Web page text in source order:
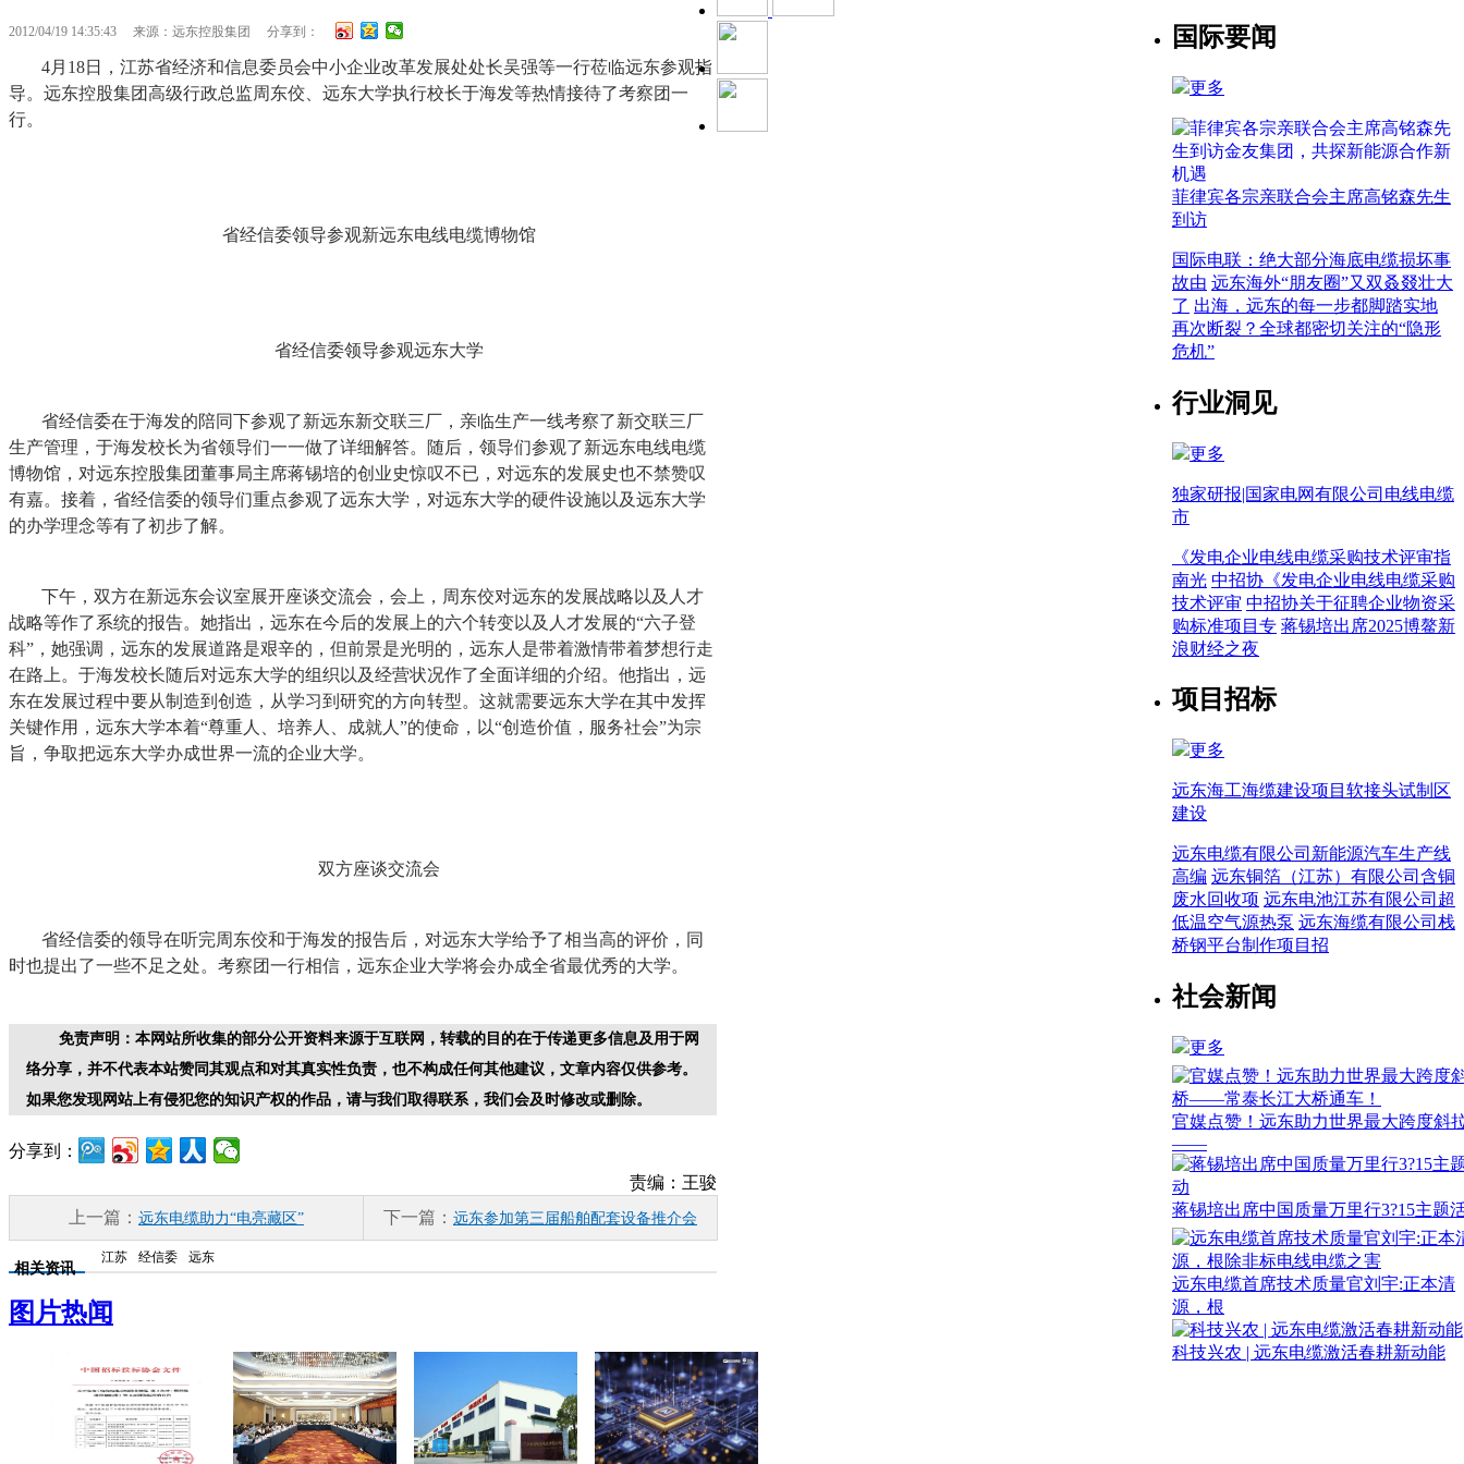
2012/04/19 14:35:43 来源：远东控股集团 分享到：
4月18日，江苏省经济和信息委员会中小企业改革发展处处长吴强等一行莅临远东参观指
导。远东控股集团高级行政总监周东佼、远东大学执行校长于海发等热情接待了考察团一
行。
省经信委领导参观新远东电线电缆博物馆
省经信委领导参观远东大学
省经信委在于海发的陪同下参观了新远东新交联三厂，亲临生产一线考察了新交联三厂
生产管理，于海发校长为省领导们一一做了详细解答。随后，领导们参观了新远东电线电缆
博物馆，对远东控股集团董事局主席蒋锡培的创业史惊叹不已，对远东的发展史也不禁赞叹
有嘉。接着，省经信委的领导们重点参观了远东大学，对远东大学的硬件设施以及远东大学
的办学理念等有了初步了解。
下午，双方在新远东会议室展开座谈交流会，会上，周东佼对远东的发展战略以及人才
战略等作了系统的报告。她指出，远东在今后的发展上的六个转变以及人才发展的“六子登
科”，她强调，远东的发展道路是艰辛的，但前景是光明的，远东人是带着激情带着梦想行走
在路上。于海发校长随后对远东大学的组织以及经营状况作了全面详细的介绍。他指出，远
东在发展过程中要从制造到创造，从学习到研究的方向转型。这就需要远东大学在其中发挥
关键作用，远东大学本着“尊重人、培养人、成就人”的使命，以“创造价值，服务社会”为宗
旨，争取把远东大学办成世界一流的企业大学。
双方座谈交流会
省经信委的领导在听完周东佼和于海发的报告后，对远东大学给予了相当高的评价，同
时也提出了一些不足之处。考察团一行相信，远东企业大学将会办成全省最优秀的大学。
免责声明：本网站所收集的部分公开资料来源于互联网，转载的目的在于传递更多信息及用于网
络分享，并不代表本站赞同其观点和对其真实性负责，也不构成任何其他建议，文章内容仅供参考。
如果您发现网站上有侵犯您的知识产权的作品，请与我们取得联系，我们会及时修改或删除。
分享到：
责编：王骏
上一篇： 远东电缆助力“电亮藏区” 下一篇： 远东参加第三届船舶配套设备推介会
相关资讯
江苏 经信委 远东
图片热闻
国际要闻
更多
菲律宾各宗亲联合会主席高铭森先生
到访
国际电联：绝大部分海底电缆损坏事
故由 远东海外“朋友圈”又双叒叕壮大
了 出海，远东的每一步都脚踏实地
再次断裂？全球都密切关注的“隐形
危机”
行业洞见
更多
独家研报|国家电网有限公司电线电缆
市
《发电企业电线电缆采购技术评审指
南光 中招协《发电企业电线电缆采购
技术评审 中招协关于征聘企业物资采
购标准项目专 蒋锡培出席2025博鳌新
浪财经之夜
项目招标
更多
远东海工海缆建设项目软接头试制区
建设
远东电缆有限公司新能源汽车生产线
高编 远东铜箔（江苏）有限公司含铜
废水回收项 远东电池江苏有限公司超
低温空气源热泵 远东海缆有限公司栈
桥钢平台制作项目招
社会新闻
更多
官媒点赞！远东助力世界最大跨度斜
——
蒋锡培出席中国质量万里行3?15主题
远东电缆首席技术质量官刘宇:正本清
源，根
科技兴农 | 远东电缆激活春耕新动能